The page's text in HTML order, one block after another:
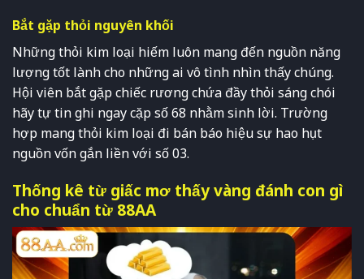
Bắt gặp thỏi nguyên khối
Những thỏi kim loại hiếm luôn mang đến nguồn năng
lượng tốt lành cho những ai vô tình nhìn thấy chúng.
Hội viên bắt gặp chiếc rương chứa đầy thỏi sáng chói
hãy tự tin ghi ngay cặp số 68 nhằm sinh lời. Trường
hợp mang thỏi kim loại đi bán báo hiệu sự hao hụt
nguồn vốn gắn liền với số 03.
Thống kê từ giấc mơ thấy vàng đánh con gì
cho chuẩn từ 88AA